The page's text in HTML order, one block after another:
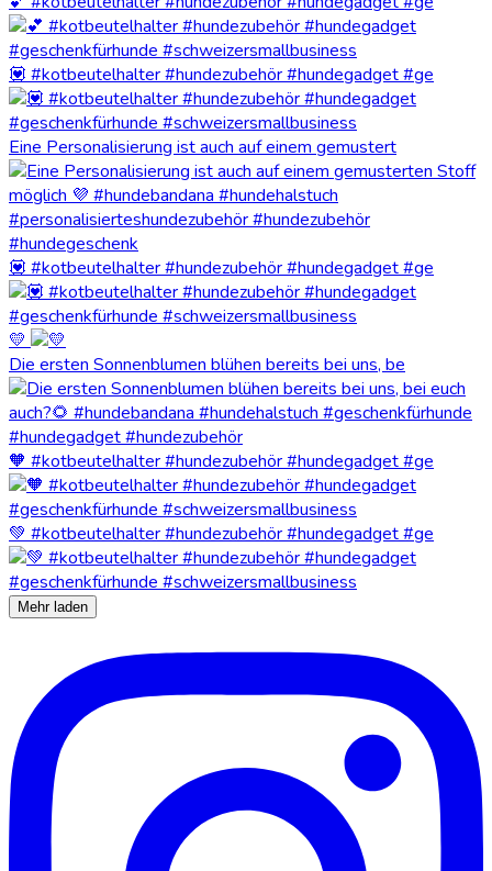
💟 #kotbeutelhalter #hundezubehör #hundegadget #ge
Eine Personalisierung ist auch auf einem gemustert
💟 #kotbeutelhalter #hundezubehör #hundegadget #ge
💛
Die ersten Sonnenblumen blühen bereits bei uns, be
🧡 #kotbeutelhalter #hundezubehör #hundegadget #ge
💚 #kotbeutelhalter #hundezubehör #hundegadget #ge
Mehr laden